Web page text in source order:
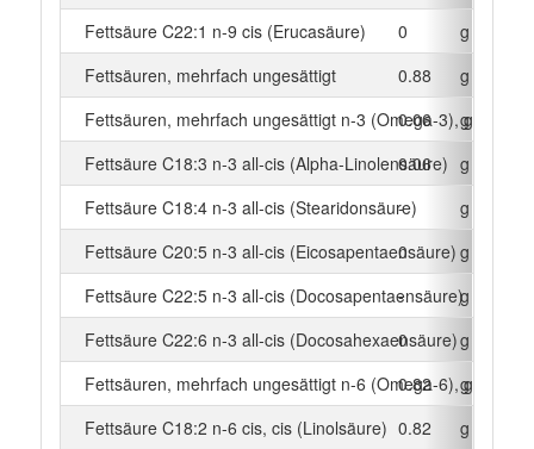
Fettsäure C22:1 n-9 cis (Erucasäure)
0
g
Fettsäuren, mehrfach ungesättigt
0.88
g
Fettsäuren, mehrfach ungesättigt n-3 (Omega-3), gesamt
0.06
g
Fettsäure C18:3 n-3 all-cis (Alpha-Linolensäure)
0.06
g
Fettsäure C18:4 n-3 all-cis (Stearidonsäure)
-
g
Fettsäure C20:5 n-3 all-cis (Eicosapentaensäure)
0
g
Fettsäure C22:5 n-3 all-cis (Docosapentaensäure)
-
g
Fettsäure C22:6 n-3 all-cis (Docosahexaensäure)
0
g
Fettsäuren, mehrfach ungesättigt n-6 (Omega-6), gesamt
0.82
g
Fettsäure C18:2 n-6 cis, cis (Linolsäure) 0.82
g